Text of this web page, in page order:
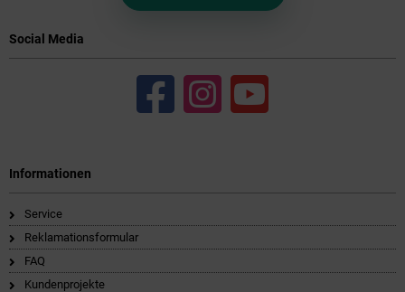
Social Media
Informationen
Service
Reklamationsformular
FAQ
Kundenprojekte